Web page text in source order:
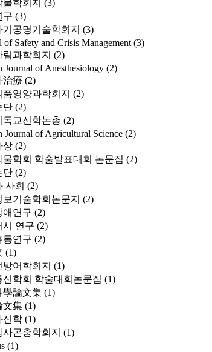
학회지 (3)
구 (3)
공명기술학회지 (3)
of Safety and Crisis Management (3)
과학회지 (2)
Journal of Anesthesiology (2)
治療 (2)
품영양과학회지 (2)
단 (2)
독교신학논총 (2)
Journal of Agricultural Science (2)
상 (2)
물학회 학술발표대회 논문집 (2)
단 (2)
사회 (2)
보기술학회논문지 (2)
애연구 (2)
시 연구 (2)
통연구 (2)
(1)
어학회지 (1)
신학회 학술대회논문집 (1)
學論文集 (1)
文集 (1)
신학 (1)
사곤충학회지 (1)
(1)